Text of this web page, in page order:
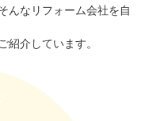
んなリフォーム会社を自
紹介しています。